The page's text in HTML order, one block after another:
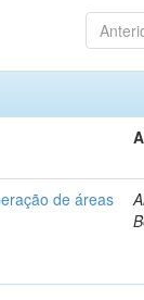
de áreas